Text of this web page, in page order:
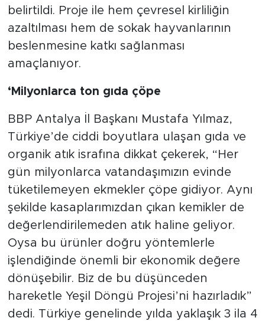
belirtildi. Proje ile hem çevresel kirliliğin
azaltılması hem de sokak hayvanlarının
beslenmesine katkı sağlanması
amaçlanıyor.
‘Milyonlarca ton gıda çöpe
BBP Antalya İl Başkanı Mustafa Yılmaz,
Türkiye’de ciddi boyutlara ulaşan gıda ve
organik atık israfına dikkat çekerek, “Her
gün milyonlarca vatandaşımızın evinde
tüketilemeyen ekmekler çöpe gidiyor. Aynı
şekilde kasaplarımızdan çıkan kemikler de
değerlendirilemeden atık haline geliyor.
Oysa bu ürünler doğru yöntemlerle
işlendiğinde önemli bir ekonomik değere
dönüşebilir. Biz de bu düşünceden
hareketle Yeşil Döngü Projesi’ni hazırladık”
dedi. Türkiye genelinde yılda yaklaşık 3 ila 4